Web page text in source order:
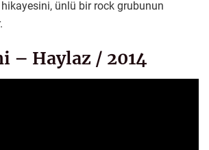
ünlü bir rock grubunun
– Haylaz / 2014